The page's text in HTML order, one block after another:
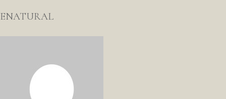
ENATURAL